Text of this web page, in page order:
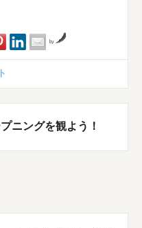
by
ニングを観よう！